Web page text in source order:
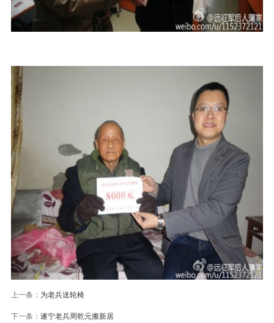
上一条： 为老兵送轮椅
下一条： 遂宁老兵周乾元搬新居